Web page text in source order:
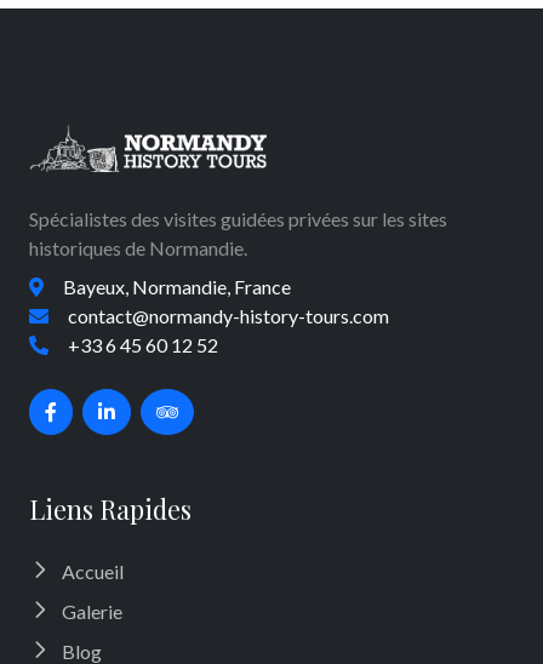
Spécialistes des visites guidées privées sur les sites
historiques de Normandie.
Bayeux, Normandie, France
contact@normandy-history-tours.com
+33 6 45 60 12 52
Liens Rapides
Accueil
Galerie
Blog